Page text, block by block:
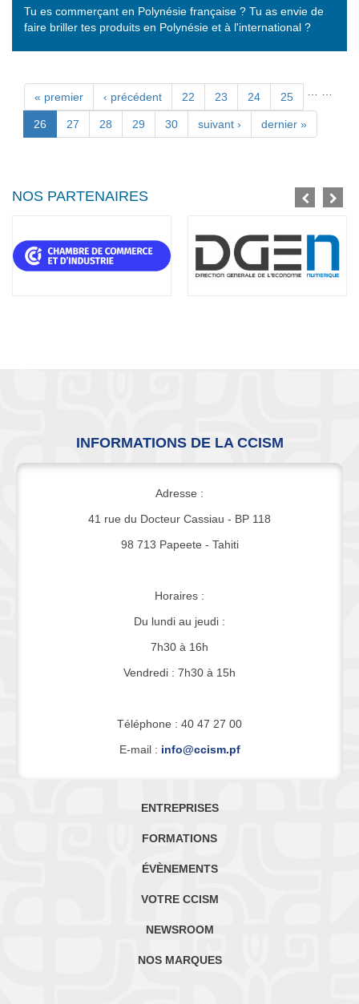
Tu es commerçant en Polynésie française ? Tu as envie de
faire briller tes produits en Polynésie et à l'international ?
Pages
« premier ‹ précédent 22 23 24 25
26 27 28 29 30 suivant › dernier »
NOS PARTENAIRES
INFORMATIONS DE LA CCISM
Adresse :
41 rue du Docteur Cassiau - BP 118
98 713 Papeete - Tahiti
Horaires :
Du lundi au jeudi :
7h30 à 16h
Vendredi : 7h30 à 15h
Téléphone : 40 47 27 00
E-mail : info@ccism.pf
ENTREPRISES
FORMATIONS
ÉVÈNEMENTS
VOTRE CCISM
NEWSROOM
NOS MARQUES